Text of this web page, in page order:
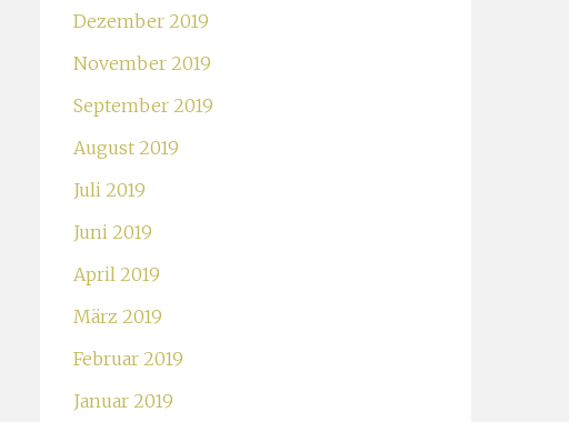
Dezember 2019
November 2019
September 2019
August 2019
Juli 2019
Juni 2019
April 2019
März 2019
Februar 2019
Januar 2019